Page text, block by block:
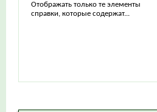
Отображать только те элементы
справки, которые содержат...